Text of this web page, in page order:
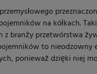
na kółkach.
z branży przetwórstwa
to nieodzowny
ponieważ dzięki niej